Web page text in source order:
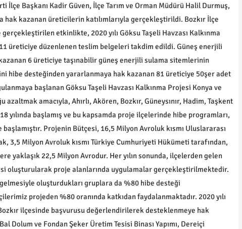
İlçe Başkanı Kadir Güven, İlçe Tarım ve Orman Müdürü Halil Durmuş,
hak kazanan üreticilerin katılımlarıyla gerçekleştirildi. Bozkır İlçe
etkinlikte, 2020 yılı Göksu Taşeli Havzası Kalkınma
üreticiye düzenlenen teslim belgeleri takdim edildi. Güneş enerjili
6 üreticiye taşınabilir güneş enerjili sulama sitemlerinin
hibe desteğinden yararlanmaya hak kazanan 81 üreticiye 50şer adet
başlanan Göksu Taşeli Havzası Kalkınma Projesi Konya ve
amacıyla, Ahırlı, Akören, Bozkır, Güneysınır, Hadim, Taşkent
yılında başlamış ve bu kapsamda proje ilçelerinde hibe programları,
Projenin Bütçesi, 16,5 Milyon Avroluk kısmı Uluslararası
3,5 Milyon Avroluk kısmı Türkiye Cumhuriyeti Hükümeti tarafından,
yaklaşık 22,5 Milyon Avrodur. Her yılın sonunda, ilçelerden gelen
oluşturularak proje alanlarında uygulamalar gerçekleştirilmektedir.
oluşturdukları gruplara da %80 hibe desteği
projeden %80 oranında katkıdan faydalanmaktadır. 2020 yılı
ilçesinde başvurusu değerlendirilerek desteklenmeye hak
Dolum ve Fondan Şeker Üretim Tesisi Binası Yapımı, Dereiçi